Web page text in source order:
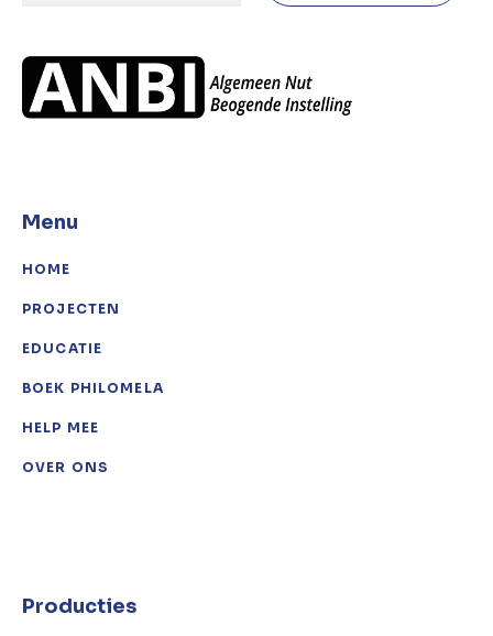
Menu
HOME
PROJECTEN
EDUCATIE
BOEK PHILOMELA
HELP MEE
OVER ONS
Producties